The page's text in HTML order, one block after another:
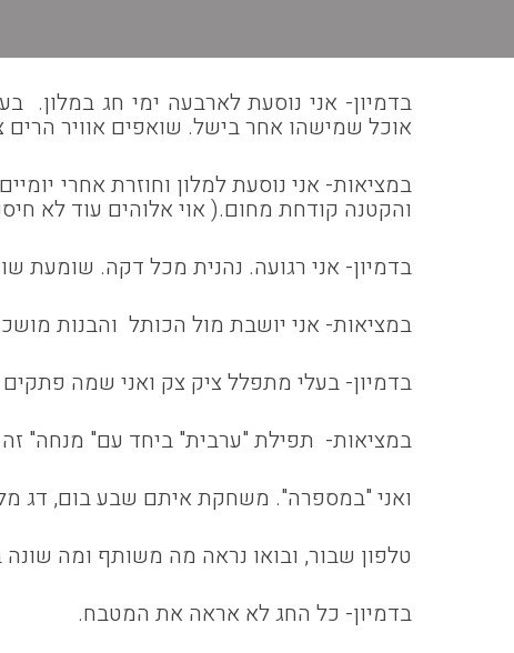
בדמיון- אני נוסעת לארבעה ימי חג במלון.
אוכל שמישהו אחר בישל. שואפים אוויר הרים
במציאות- אני נוסעת למלון וחוזרת אחרי
והקטנה קודחת מחום.( אוי אלוהים עוד לא
בדמיון- אני רגועה. נהנית מכל דקה. שומעת
במציאות- אני יושבת מול הכותל והבנות
בדמיון- בעלי מתפלל ציק צק ואני שמה
במציאות- תפילת "ערבית" ביחד עם" מנחה"
ואני "במספרה". משחקת איתם שבע בום, דג
טלפון שבור, ובואו נראה מה משותף ומה
בדמיון- כל החג לא אראה את המטבח.